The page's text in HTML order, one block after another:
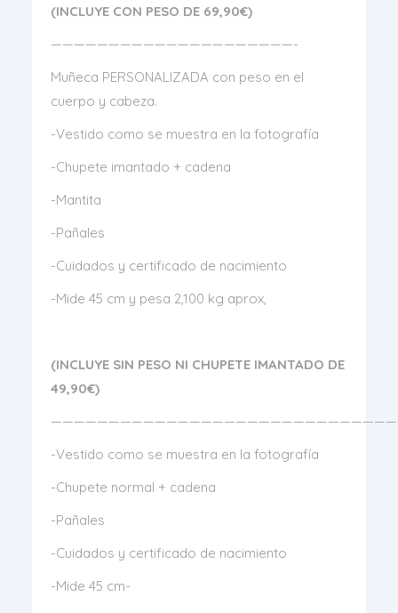
(INCLUYE CON PESO DE 69,90€)
—————————————————————-
Muñeca PERSONALIZADA con peso en el
cuerpo y cabeza.
-Vestido como se muestra en la fotografía
-Chupete imantado + cadena
-Mantita
-Pañales
-Cuidados y certificado de nacimiento
-Mide 45 cm y pesa 2,100 kg aprox,
(INCLUYE SIN PESO NI CHUPETE IMANTADO DE
49,90€)
-Vestido como se muestra en la fotografía
-Chupete normal + cadena
-Pañales
-Cuidados y certificado de nacimiento
-Mide 45 cm-